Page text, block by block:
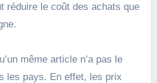
réduire le coût des achats que
même article n’a pas le
les pays. En effet, les prix